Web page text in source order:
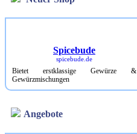
Spicebude
spicebude.de
Bietet erstklassige Gewürze &
Gewürzmischungen
Angebote